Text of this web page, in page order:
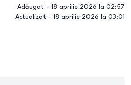
Adăugat - 18 aprilie 2026 la 02:57
Actualizat - 18 aprilie 2026 la 03:01